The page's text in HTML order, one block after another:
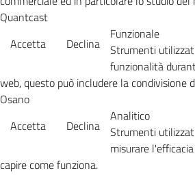
Quantcast
Accetta
Declina
Funzionale
Strumenti
funzionalità
web, questo può includere la condivisione
Osano
Accetta
Declina
Analitico
Strumenti
misurare
capire come funziona.